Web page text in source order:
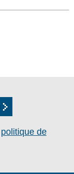
politique de